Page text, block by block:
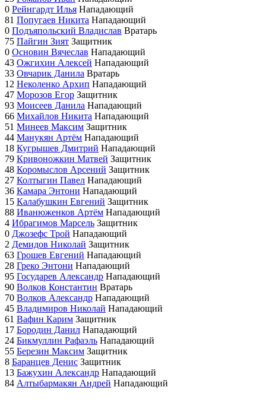
0 Рейнгардт Илья Нападающий
81 Попугаев Никита Нападающий
0 Подъяпольский Владислав Вратарь
75 Пайгин Зият Защитник
0 Основин Вячеслав Нападающий
43 Ожгихин Алексей Нападающий
33 Овчарик Данила Вратарь
12 Неколенко Архип Нападающий
47 Морозов Егор Защитник
93 Моисеев Данила Нападающий
66 Михайлов Никита Нападающий
51 Минеев Максим Защитник
44 Манукян Артём Нападающий
18 Кугрышев Дмитрий Нападающий
79 Кривоножкин Матвей Защитник
48 Коромыслов Арсений Защитник
27 Колтыгин Павел Нападающий
36 Камара Энтони Нападающий
15 Калабушкин Евгений Защитник
88 Иванюженков Артём Нападающий
4 Ибрагимов Марсель Защитник
0 Джозефс Трой Нападающий
2 Демидов Николай Защитник
63 Грошев Евгений Нападающий
28 Греко Энтони Нападающий
95 Государев Александр Нападающий
90 Волков Константин Вратарь
70 Волков Александр Нападающий
45 Владимиров Николай Нападающий
61 Вафин Карим Защитник
17 Бородин Данил Нападающий
24 Бикмуллин Рафаэль Нападающий
55 Березин Максим Защитник
8 Баранцев Денис Защитник
13 Бажухин Александр Нападающий
84 Алтыбармакян Андрей Нападающий